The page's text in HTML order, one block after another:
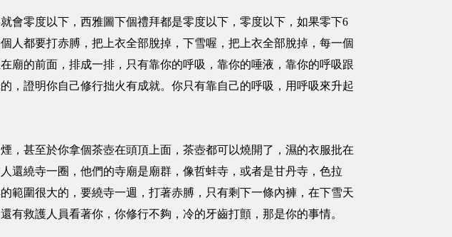
零度以下，西雅圖下個禮拜都是零度以下，零度以下，如果零下6
人都要打赤膊，把上衣全部脫掉，下雪喔，把上衣全部脫掉，每一個
廟的前面，排成一排，只有靠你的呼吸，靠你的唾液，靠你的呼吸跟
，證明你自己修行拙火有成就。你只有靠自己的呼吸，用呼吸來升起
甚至於你拿個茶壺在頭頂上面，茶壺都可以燒開了，濕的衣服批在
還繞寺一圈，他們的寺廟是廟群，像哲蚌寺，或者是甘丹寺，色拉
範圍很大的，要繞寺一週，打著赤膊，只有剩下一條內褲，在下雪天
救護人員看著你，你修行不夠，冷的牙齒打顫，那是你的事情。